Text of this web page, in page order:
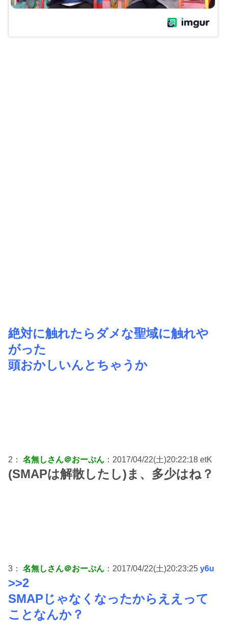
絶対に触れたらダメな聖域に触れや
がった
頭おかしいんとちゃうか
2： 名無しさん＠おーぷん ：2017/04/22(土)20:22:18 etK
(SMAPは解散したし)ま、多少はね？
3： 名無しさん＠おーぷん ：2017/04/22(土)20:23:25 y6u
>>2
SMAPじゃなくなったからええって
ことなんか？